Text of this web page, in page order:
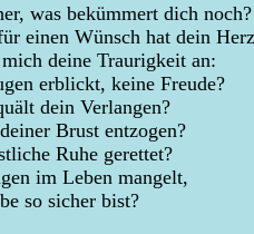
was bekümmert dich noch?
einen Wünsch hat dein
deine Traurigkeit an:
erblickt, keine Freude?
dein Verlangen?
Brust entzogen?
Ruhe gerettet?
im Leben mangelt,
so sicher bist?